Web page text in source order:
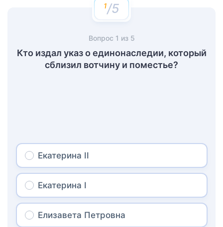
/5
Вопрос 1 из 5
Кто издал указ о единонаследии, который
сблизил вотчину и поместье?
Екатерина II
Екатерина I
Елизавета Петровна